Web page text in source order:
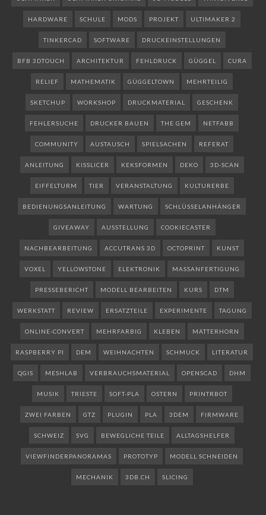
HARDWARE SCHULE MODS PROJEKT ULTIMAKER 2
TINKERCAD SOFTWARE DRUCKEINSTELLUNGEN
BFB 3DTOUCH ARCHITEKTUR FEHLDRUCK GÜGGEL CURA
RELIEF MATHEMATIK GÜGGELTOWN MEHRTEILIG
SKETCHUP WORKSHOP DRUCKMATERIAL GESCHENK
FEHLERSUCHE DRUCKER BAUEN THE GEM NETFABB
COMMUNITY AUSTAUSCH SPIELSACHEN REFERAT
ANLEITUNG KISSLICER KEKSFORMEN DEKO 3D-SCAN
EIFFELTURM TIER VERANSTALTUNG KULTURERBE
BEDIENUNGSANLEITUNG WARTUNG SCHLÜSSELANHÄNGER
GIVEAWAY AUSSTELLUNG COOKIECASTER
NACHBEARBEITUNG ACCUTRANS 3D OCTOPRINT KUNST
VOXEL YELLOWSTONE ELEKTRONIK MASSANFERTIGUNG
PRESSEBERICHT MODELL BEARBEITEN KURS DTM
WERKSTATT REVIEW ERSATZTEILE EXPERIMENTE TAGUNG
ONLINE-CONVERT MEHRFARBIG KLEBEN MATTERHORN
RASPBERRY PI DEM WEIHNACHTEN SCHMUCK LITERATUR
QGIS MESHLAB VERBRAUCHSMATERIAL OPENSCAD DHM
MUSIK TRIESTE SOFT-PLA OSTERN PRINTRBOT
ZWEI FARBEN GTZ PLUGIN PLA 3DEM FIRMWARE
SCHWEIZ SVG BEWEGLICHE TEILE ALLTAGSHELFER
VIEWFINDERPANORAMAS PROTOTYP MODELL SCHNEIDEN
MECHANIK 3DB.CH SLICING